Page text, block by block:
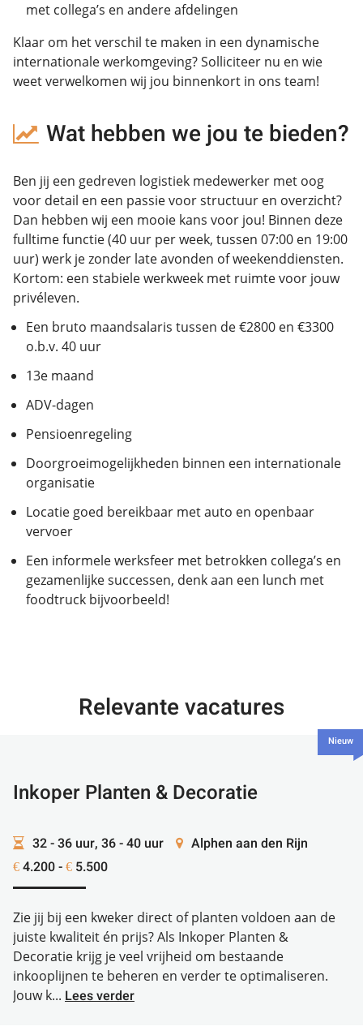
met collega’s en andere afdelingen
Klaar om het verschil te maken in een dynamische
internationale werkomgeving? Solliciteer nu en wie
weet verwelkomen wij jou binnenkort in ons team!
Wat hebben we jou te bieden?
Ben jij een gedreven logistiek medewerker met oog
voor detail en een passie voor structuur en overzicht?
Dan hebben wij een mooie kans voor jou! Binnen deze
fulltime functie (40 uur per week, tussen 07:00 en 19:00
uur) werk je zonder late avonden of weekenddiensten.
Kortom: een stabiele werkweek met ruimte voor jouw
privéleven.
Een bruto maandsalaris tussen de €2800 en €3300
o.b.v. 40 uur
13e maand
ADV-dagen
Pensioenregeling
Doorgroeimogelijkheden binnen een internationale
organisatie
Locatie goed bereikbaar met auto en openbaar
vervoer
Een informele werksfeer met betrokken collega’s en
gezamenlijke successen, denk aan een lunch met
foodtruck bijvoorbeeld!
Relevante vacatures
Inkoper Planten & Decoratie
32 - 36 uur, 36 - 40 uur Alphen aan den Rijn
€ 4.200 - € 5.500
Zie jij bij een kweker direct of planten voldoen aan de
juiste kwaliteit én prijs? Als Inkoper Planten &
Decoratie krijg je veel vrijheid om bestaande
inkooplijnen te beheren en verder te optimaliseren.
Jouw k... Lees verder
Nieuw